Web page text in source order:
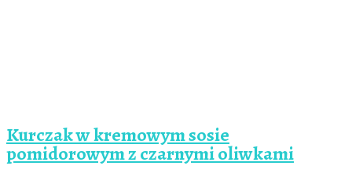
Kurczak w kremowym sosie
pomidorowym z czarnymi oliwkami